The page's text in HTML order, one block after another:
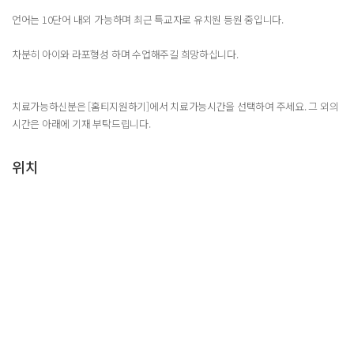
언어는 10단어 내외 가능하며 최근 특교자로 유치원 등원 중입니다.
차분히 아이와 라포형성 하며 수업해주길 희망하십니다.
치료가능하신분은 [홈티지원하기]에서 치료가능시간을 선택하여 주세요. 그 외의
시간은 아래에 기재 부탁드립니다.
위치